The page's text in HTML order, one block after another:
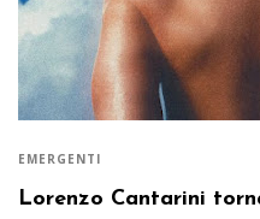
EMERGENTI
Lorenzo Cantarini